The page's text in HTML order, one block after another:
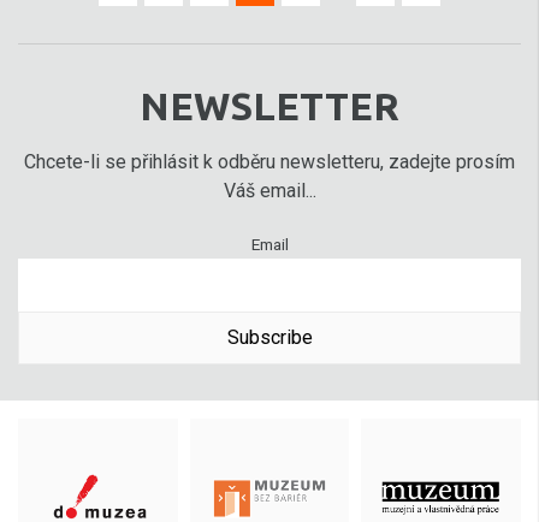
NEWSLETTER
Chcete-li se přihlásit k odběru newsletteru, zadejte prosím
Váš email...
Email
Subscribe